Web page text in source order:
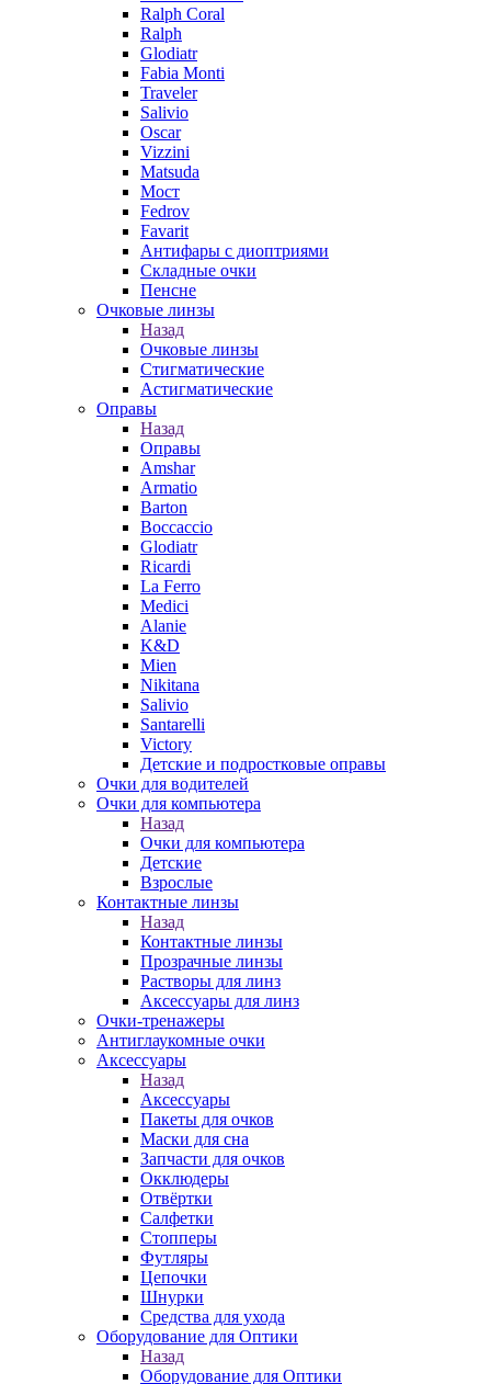
Ralph Coral
Ralph
Glodiatr
Fabia Monti
Traveler
Salivio
Oscar
Vizzini
Matsuda
Мост
Fedrov
Favarit
Антифары с диоптриями
Складные очки
Пенсне
Очковые линзы
Назад
Очковые линзы
Стигматические
Астигматические
Оправы
Назад
Оправы
Amshar
Armatio
Barton
Boccaccio
Glodiatr
Ricardi
La Ferro
Medici
Alanie
K&D
Mien
Nikitana
Salivio
Santarelli
Victory
Детские и подростковые оправы
Очки для водителей
Очки для компьютера
Назад
Очки для компьютера
Детские
Взрослые
Контактные линзы
Назад
Контактные линзы
Прозрачные линзы
Растворы для линз
Аксессуары для линз
Очки-тренажеры
Антиглаукомные очки
Аксессуары
Назад
Аксессуары
Пакеты для очков
Маски для сна
Запчасти для очков
Окклюдеры
Отвёртки
Салфетки
Стопперы
Футляры
Цепочки
Шнурки
Средства для ухода
Оборудование для Оптики
Назад
Оборудование для Оптики